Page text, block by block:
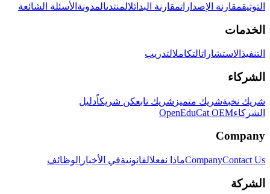
التوثيقمقارنة الإصداراتمقارنة البدائلالمنتدىالمدونة الأسئلة الشائعة
الخدمات
التنفيذ الاستشاراتالتكاملالتدريب
الشركاء
شريك نخبةشريك متميز شريك تابعكن شريكاًدليل
الشركاءOpenEduCat OEM
Company
CompanyContact Us ماذا نفعلالقانونيةفي الأخبار الوظائف
الشركة